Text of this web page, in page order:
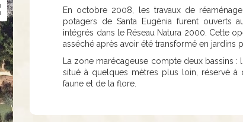
En octobre 2008, les travaux de
potagers de Santa Eugènia furent ouverts
intégrés dans le Réseau Natura 2000. Cette
asséché après avoir été transformé en jardins
La zone marécageuse compte deux bassins
situé à quelques mètres plus loin, réservé
faune et de la flore.